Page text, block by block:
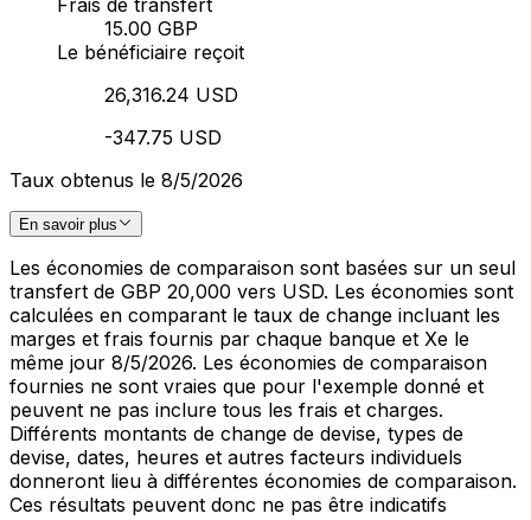
Frais de transfert
15.00 GBP
Le bénéficiaire reçoit
26,316.24 USD
-347.75 USD
Taux obtenus le 8/5/2026
En savoir plus
Les économies de comparaison sont basées sur un seul
transfert de GBP 20,000 vers USD. Les économies sont
calculées en comparant le taux de change incluant les
marges et frais fournis par chaque banque et Xe le
même jour 8/5/2026. Les économies de comparaison
fournies ne sont vraies que pour l'exemple donné et
peuvent ne pas inclure tous les frais et charges.
Différents montants de change de devise, types de
devise, dates, heures et autres facteurs individuels
donneront lieu à différentes économies de comparaison.
Ces résultats peuvent donc ne pas être indicatifs